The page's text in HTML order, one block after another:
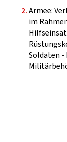
Armee:
im
Soldaten